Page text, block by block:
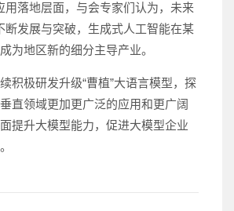
用落地层面，与会专家们认为，未来
断发展与突破，生成式人工智能在某
为地区新的细分主导产业。
积极研发升级“曹植”大语言模型，探
直领域更加更广泛的应用和更广阔
提升大模型能力，促进大模型企业